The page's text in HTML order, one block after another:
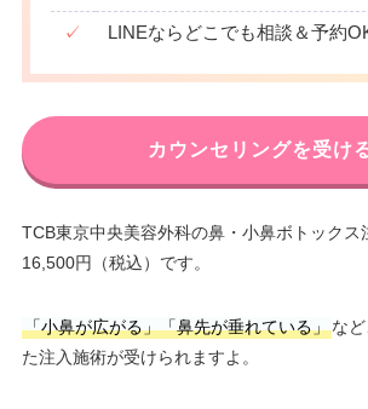
✓ LINEならどこでも相談＆予約
カウンセリングを受け
TCB東京中央美容外科の鼻・小鼻ボトックス
16,500円（税込）です。
「小鼻が広がる」「鼻先が垂れている」な
た注入施術が受けられますよ。